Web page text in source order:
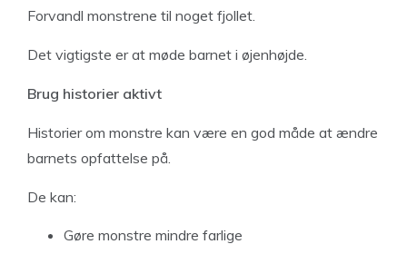
Forvandl monstrene til noget fjollet.
Det vigtigste er at møde barnet i øjenhøjde.
Brug historier aktivt
Historier om monstre kan være en god måde at ændre
barnets opfattelse på.
De kan:
Gøre monstre mindre farlige